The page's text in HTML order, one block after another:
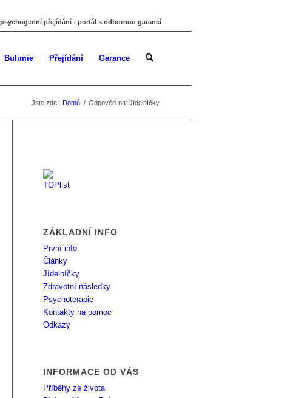
přejídání - portál s odbornou garancí
Bulimie Přejídání Garance
Jste zde: Domů / Odpověď na: Jídelníčky
ZÁKLADNÍ INFO
První info
Články
Jídelníčky
Zdravotní následky
Psychoterapie
Kontakty na pomoc
Odkazy
INFORMACE OD VÁS
Příběhy ze života